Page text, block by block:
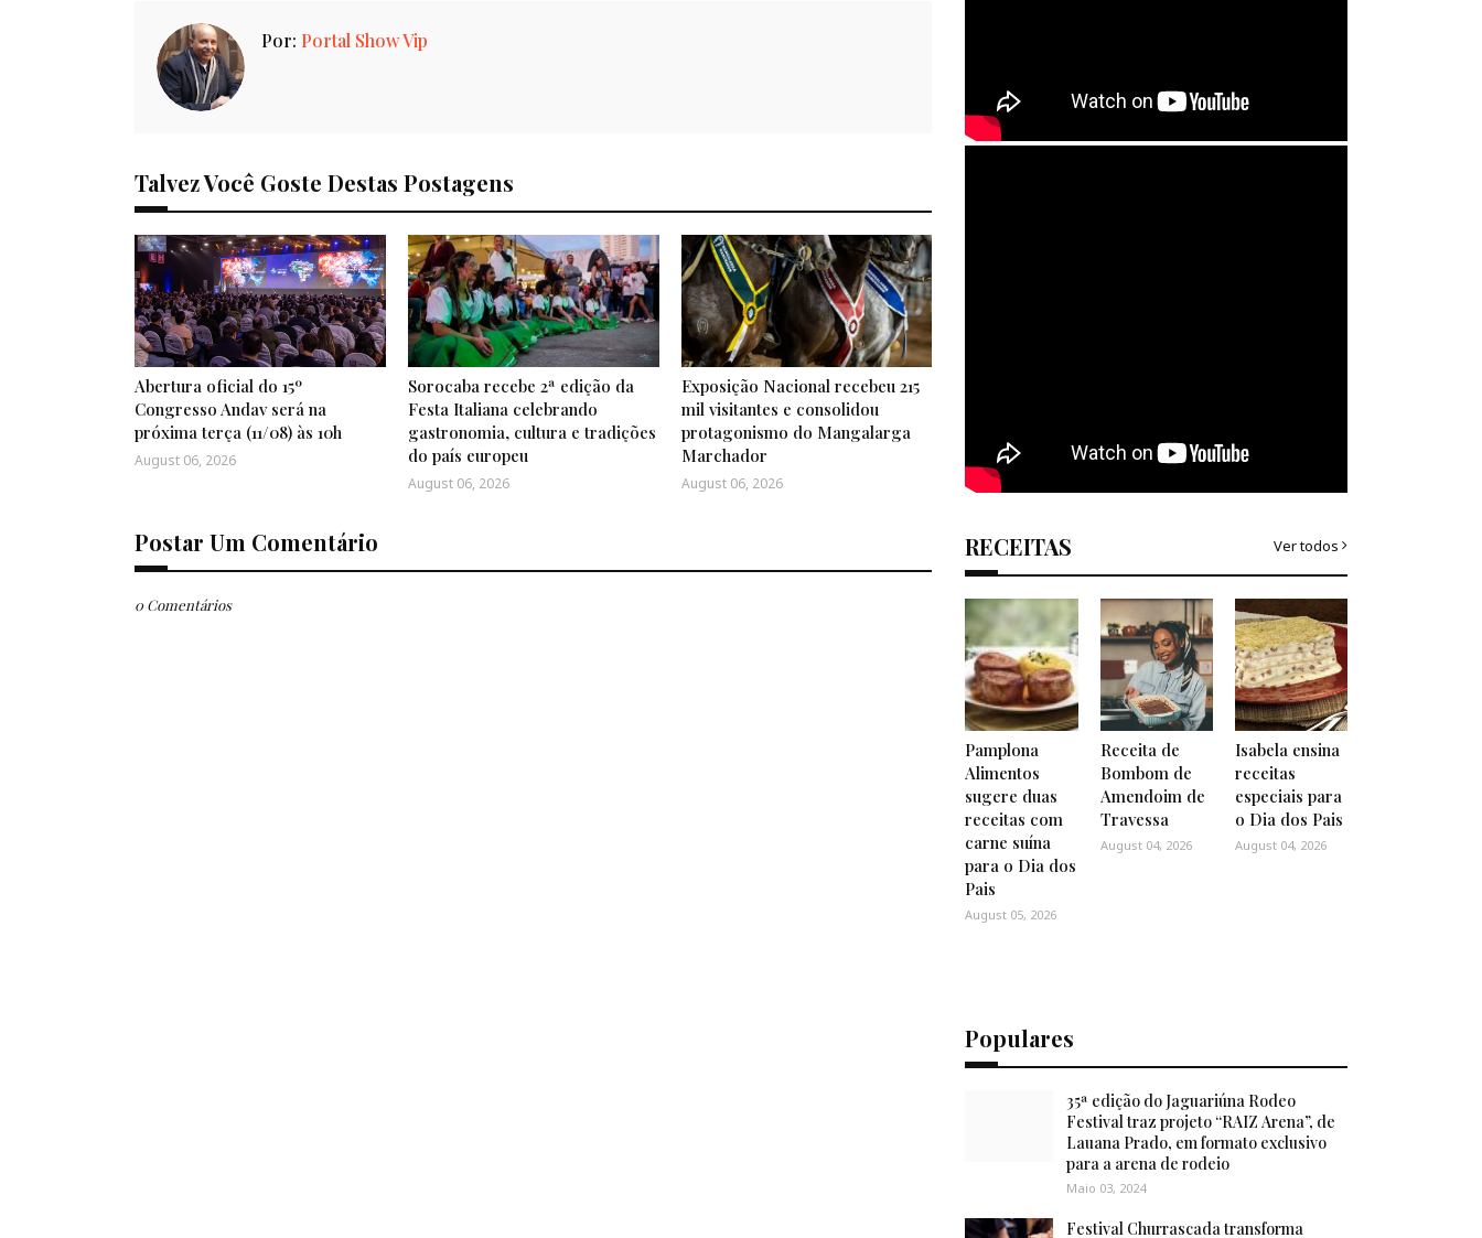
Por: Portal Show Vip
Talvez Você Goste Destas Postagens
Abertura oficial do 15º
Congresso Andav será na
próxima terça (11/08) às 10h
August 06, 2026
Sorocaba recebe 2ª edição da
Festa Italiana celebrando
gastronomia, cultura e tradições
do país europeu
August 06, 2026
Exposição Nacional recebeu 215
mil visitantes e consolidou
protagonismo do Mangalarga
Marchador
August 06, 2026
Postar Um Comentário
0 Comentários
RECEITAS Ver todos
Pamplona
Alimentos
sugere duas
receitas com
carne suína
para o Dia dos
Pais
August 05, 2026
Receita de
Bombom de
Amendoim de
Travessa
August 04, 2026
Isabela ensina
receitas
especiais para
o Dia dos Pais
August 04, 2026
Populares
35ª edição do Jaguariúna Rodeo
Festival traz projeto “RAIZ Arena”, de
Lauana Prado, em formato exclusivo
para a arena de rodeio
Maio 03, 2024
Festival Churrascada transforma